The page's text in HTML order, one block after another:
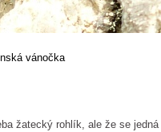
vánočka
žatecký rohlík, ale že se